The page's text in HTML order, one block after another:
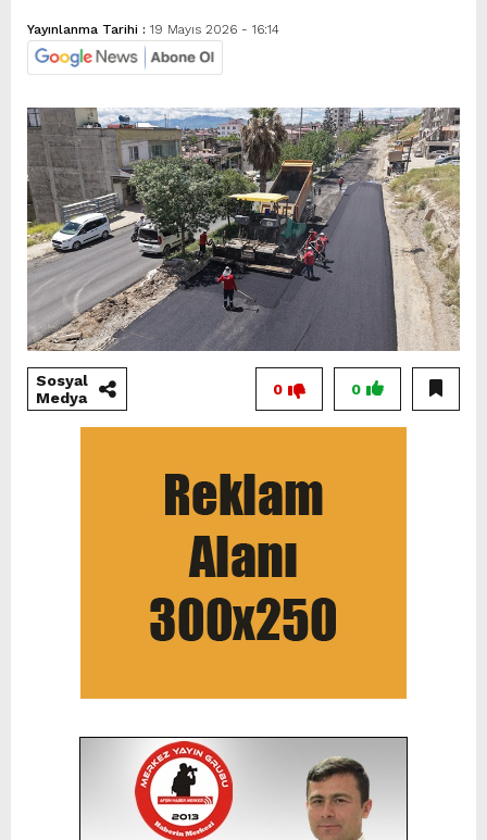
Yayınlanma Tarihi : 19 Mayıs 2026 - 16:14
Sosyal
Medya
0
0